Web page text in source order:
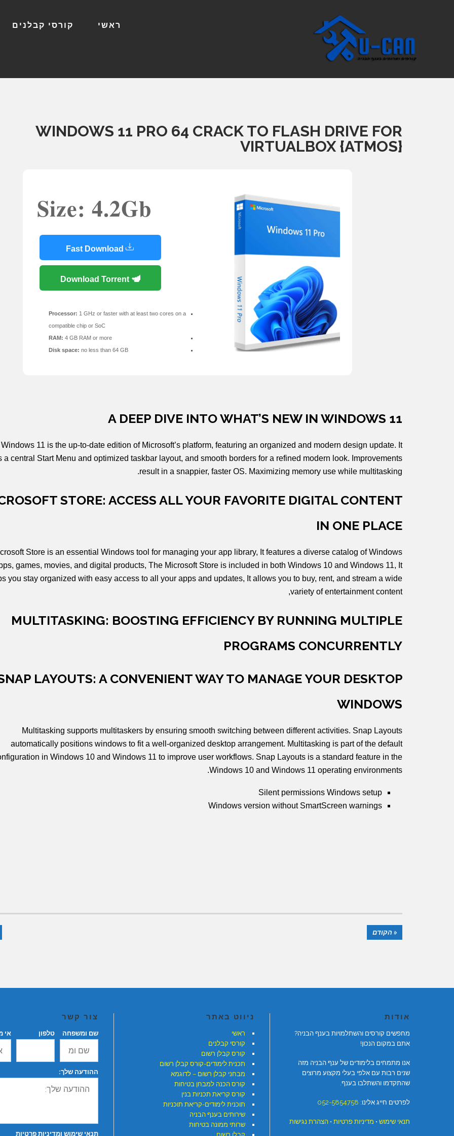
ראשי קורסי קבלנים
WINDOWS 11 PRO 64 CRACK TO FLASH DRIVE FOR
VIRTUALBOX {ATMOS}
Size: 4.2Gb
Fast Download
Processor: 1 GHz or faster with at least two cores on a
compatible chip or SoC
RAM: 4 GB RAM or more
Disk space: no less than 64 GB
A DEEP DIVE INTO WHAT’S NEW IN WINDOWS 11
Windows 11 is the up-to-date edition of Microsoft’s platform, featuring an organized and modern design update. It
a central Start Menu and optimized taskbar layout, and smooth borders for a refined modern look. Improvements
result in a snappier, faster OS. Maximizing memory use while multitasking.
STORE: ACCESS ALL YOUR FAVORITE DIGITAL CONTENT
IN ONE PLACE
Store is an essential Windows tool for managing your app library, It features a diverse catalog of Windows
games, movies, and digital products, The Microsoft Store is included in both Windows 10 and Windows 11, It
you stay organized with easy access to all your apps and updates, It allows you to buy, rent, and stream a wide
variety of entertainment content,
MULTITASKING: BOOSTING EFFICIENCY BY RUNNING MULTIPLE
PROGRAMS CONCURRENTLY
LAYOUTS: A CONVENIENT WAY TO MANAGE YOUR DESKTOP
WINDOWS
Multitasking supports multitaskers by ensuring smooth switching between different activities. Snap Layouts
automatically positions windows to fit a well-organized desktop arrangement. Multitasking is part of the default
in Windows 10 and Windows 11 to improve user workflows. Snap Layouts is a standard feature in the
Windows 10 and Windows 11 operating environments.
Silent permissions Windows setup
Windows version without SmartScreen warnings
« הקודם
אודות
מחפשים קורסים והשתלמויות בענף הבניה?
אתם במקום הנכון!
אנו מתמחים בלימודים של ענף הבניה מזה
שנים רבות עם אלפי בעלי מקצוע מרוצים
שהתקדמו והשתלבו בענף.
לפרטים חייג אלינו: 052-5854758
תנאי שימוש • מדיניות פרטיות • הצהרת נגישות
ניווט באתר
ראשי
קורסי קבלנים
קורס קבלן רשום
תכנית לימודים-קורס קבלן רשום
מבחני קבלן רשום – לדוגמא
קורס הכנה למבחן בטיחות
קורס קריאת תכניות בנין
תוכנית לימודים-קריאת תוכניות
שירותים בענף הבניה
שרותי ממונה בטיחות
צור קשר
שם ומשפחה טלפון אי
ההודעה שלך:
תנאי שימוש ומדיניות פרטיות